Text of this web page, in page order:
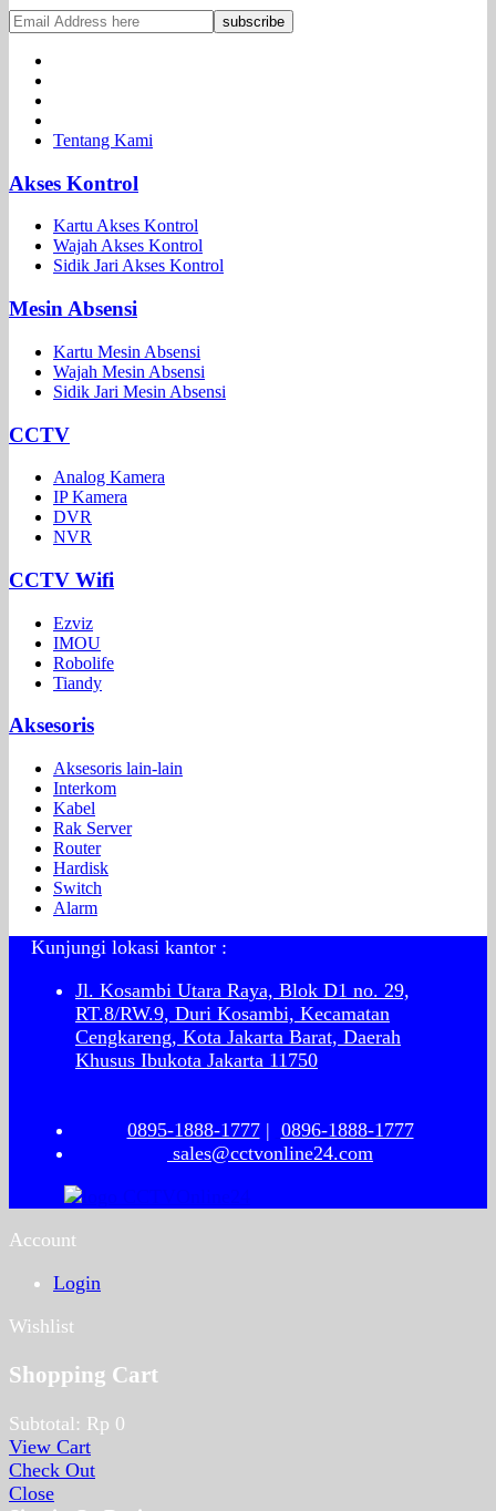
Tentang Kami
Akses Kontrol
Kartu Akses Kontrol
Wajah Akses Kontrol
Sidik Jari Akses Kontrol
Mesin Absensi
Kartu Mesin Absensi
Wajah Mesin Absensi
Sidik Jari Mesin Absensi
CCTV
Analog Kamera
IP Kamera
DVR
NVR
CCTV Wifi
Ezviz
IMOU
Robolife
Tiandy
Aksesoris
Aksesoris lain-lain
Interkom
Kabel
Rak Server
Router
Hardisk
Switch
Alarm
Kunjungi lokasi kantor :
Jl. Kosambi Utara Raya, Blok D1 no. 29,
RT.8/RW.9, Duri Kosambi, Kecamatan
Cengkareng, Kota Jakarta Barat, Daerah
Khusus Ibukota Jakarta 11750
0895-1888-1777| 0896-1888-1777
sales@cctvonline24.com
Account
Login
Wishlist
Shopping Cart
Subtotal: Rp 0
View Cart
Check Out
Close